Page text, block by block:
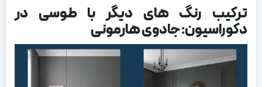
ترکیب رنگ های دیگر با طوسی در
دکوراسیون: جادوی هارمونی